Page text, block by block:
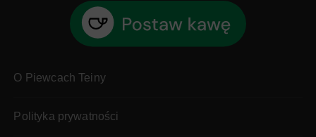
O Piewcach Teiny
Polityka prywatności